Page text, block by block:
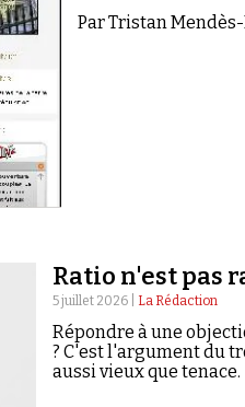
Par Tristan
Ratio n'est pas
5 juillet 2026 | La Rédaction
Répondre à une
? C'est l'argument du
aussi vieux que tenace.